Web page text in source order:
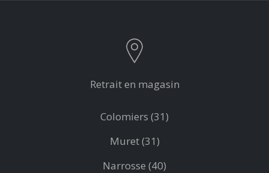
Retrait en magasin
Colomiers (31)
Muret (31)
Narrosse (40)